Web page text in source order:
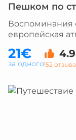
Пешком по
Воспоминания
европейская
21€
152 отзыва
за одного